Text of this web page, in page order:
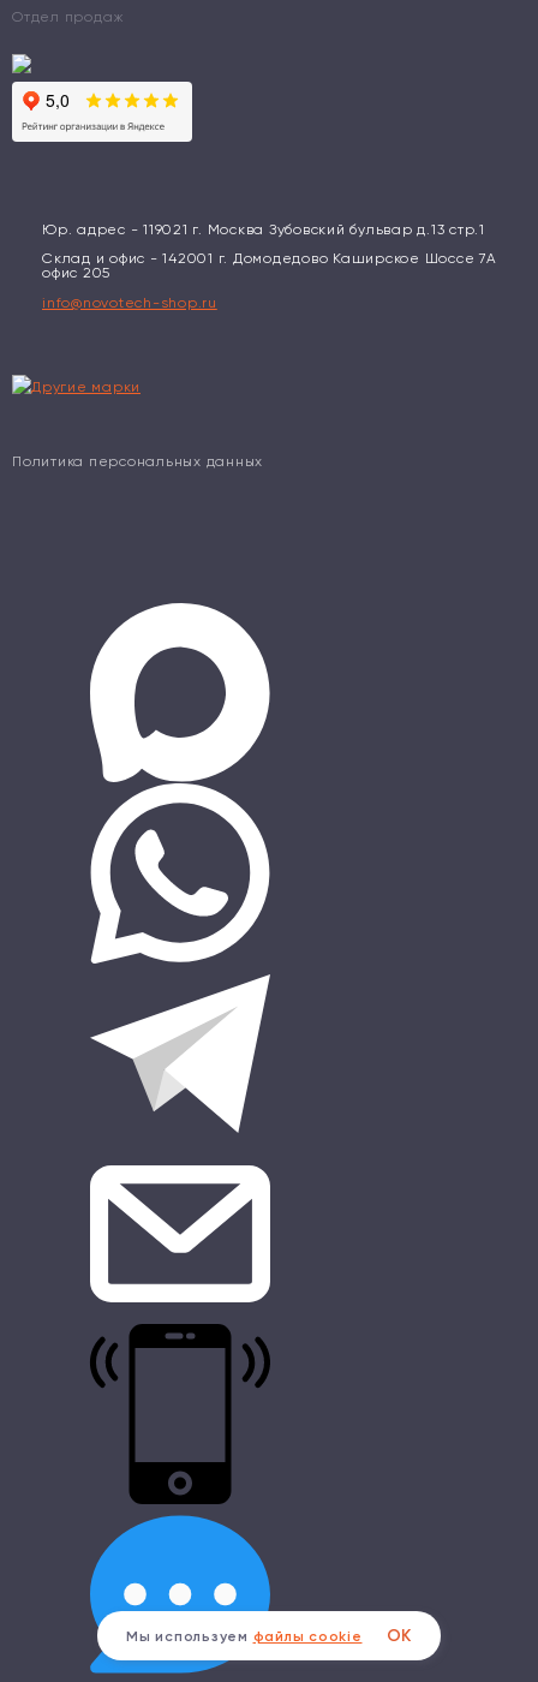
Отдел продаж
Юр. адрес - 119021 г. Москва Зубовский бульвар д.13 стр.1
Склад и офис - 142001 г. Домодедово Каширское Шоссе 7А
офис 205
info@novotech-shop.ru
Политика персональных данных
Мы используем файлы cookie ОК